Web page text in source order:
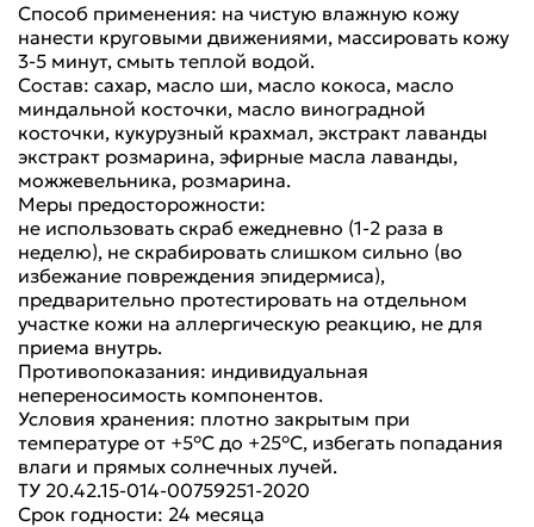
Способ применения: на чистую влажную кожу
нанести круговыми движениями, массировать кожу
3-5 минут, смыть теплой водой.
Состав: сахар, масло ши, масло кокоса, масло
миндальной косточки, масло виноградной
косточки, кукурузный крахмал, экстракт лаванды
экстракт розмарина, эфирные масла лаванды,
можжевельника, розмарина.
Меры предосторожности:
не использовать скраб ежедневно (1-2 раза в
неделю), не скрабировать слишком сильно (во
избежание повреждения эпидермиса),
предварительно протестировать на отдельном
участке кожи на аллергическую реакцию, не для
приема внутрь.
Противопоказания: индивидуальная
непереносимость компонентов.
Условия хранения: плотно закрытым при
температуре от +5°С до +25°С, избегать попадания
влаги и прямых солнечных лучей.
ТУ 20.42.15-014-00759251-2020
Срок годности: 24 месяца